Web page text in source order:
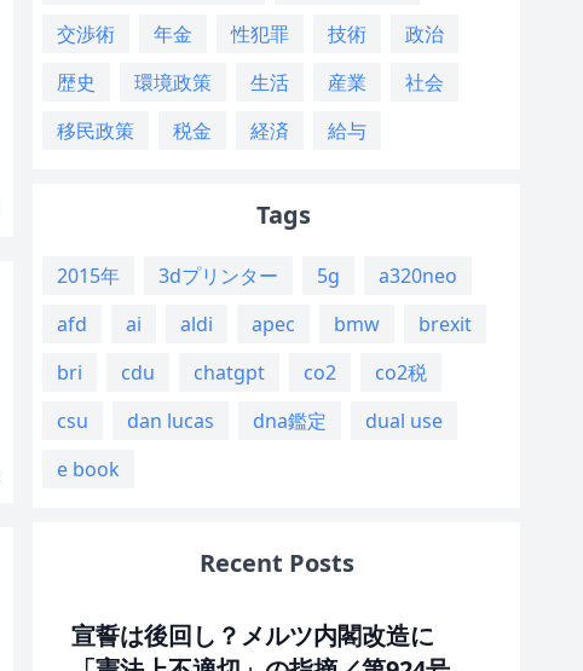
交渉術
年金 性犯罪 技術
政治
歴史
環境政策 生活 産業
社会
移民政策
税金 経済 給与
Tags
2015年 3dプリンター 5g
a320neo
afd
ai aldi apec bmw
brexit
bri
cdu chatgpt co2
co2税
csu
dan lucas dna鑑定
dual use
e book
Recent Posts
宣誓は後回し？メルツ内閣改造に